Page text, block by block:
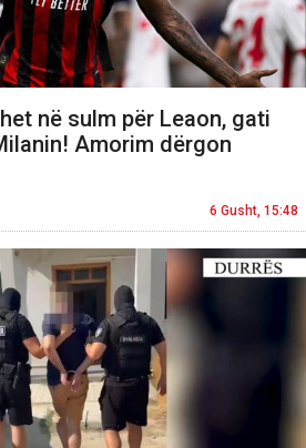
në sulm për Leaon, gati
Amorim dërgon
6 Gusht, 15:48